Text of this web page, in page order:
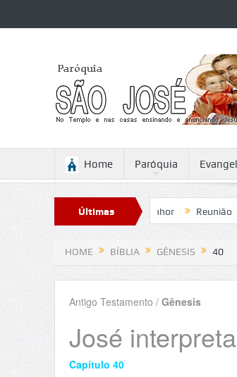
Home Paróquia
Últimas
Notícias
para a Ascensão do Senhor Reunião
HOME BÍBLIA GÊNESIS 40
Antigo Testamento / Gênesis
José
Capítulo 40